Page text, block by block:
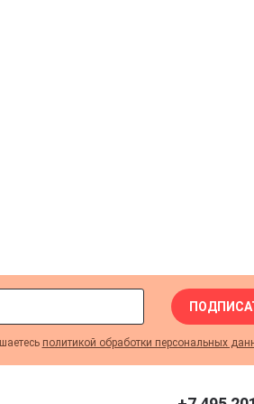
политикой обработки персональных